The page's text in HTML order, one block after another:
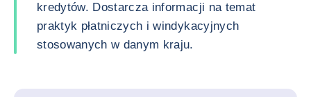
kredytów. Dostarcza informacji na temat
praktyk płatniczych i windykacyjnych
stosowanych w danym kraju.